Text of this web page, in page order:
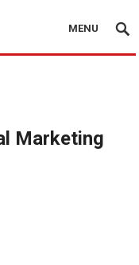
MENU
Marketing